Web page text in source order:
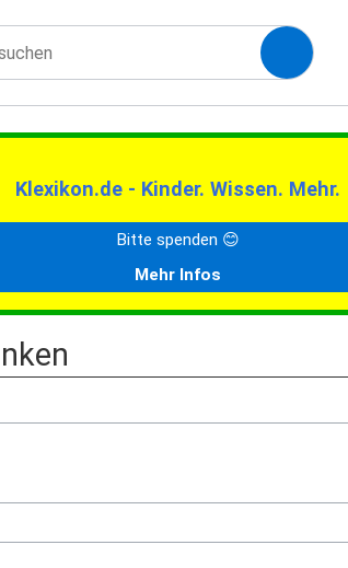
Klexikon.de - Kinder. Wissen. Mehr.
Bitte spenden 😊
Mehr Infos